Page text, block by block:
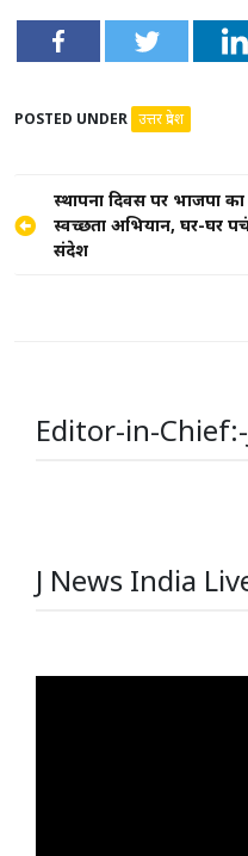
POSTED UNDER उत्तर प्रदेश
Post
navigation
स्थापना दिवस पर भाजपा का
स्वच्छता अभियान, घर-घर
संदेश
Editor-in-
J News India